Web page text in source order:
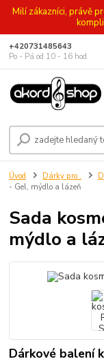
Milí zákazníci, právě
+420731485643
Po - Pá od 10 - 16 hod.
Úvod Dárky pro..
- Gel, mýdlo a lázeň
Sada
mýdlo a
Dárkové balení